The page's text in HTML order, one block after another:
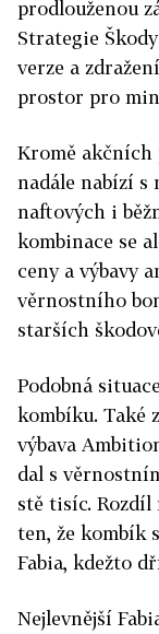
prodlouženou
Strategie
verze a
prostor pro
Kromě akčních
nadále nabízí s
naftových i
kombinace se
ceny a výbavy
věrnostního
starších
Podobná
kombíku. Také
výbava
dal s
stě tisíc. Rozdíl
ten, že kombík
Fabia, kdežto
Nejlevnější